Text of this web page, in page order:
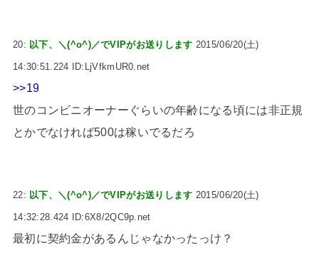
20: 以下、＼(^o^)／でVIPがお送りします 2015/06/20(土)
14:30:51.224 ID:LjVfkmUR0.net
>>19
世のコンビニオーナーぐらいの年齢になる頃には非正規
とかでなければ500は稼いでるだろ
22: 以下、＼(^o^)／でVIPがお送りします 2015/06/20(土)
14:32:28.424 ID:6X8/2QC9p.net
最初に契約金があるんじゃなかったっけ？